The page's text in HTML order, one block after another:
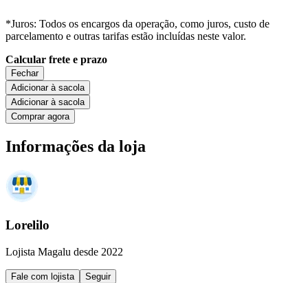
*Juros: Todos os encargos da operação, como juros, custo de
parcelamento e outras tarifas estão incluídas neste valor.
Calcular frete e prazo
Fechar
Adicionar à sacola
Adicionar à sacola
Comprar agora
Informações da loja
Lorelilo
Lojista Magalu desde 2022
Fale com lojista
Seguir